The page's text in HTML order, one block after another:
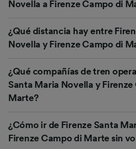
Novella a Firenze Campo di
¿Qué distancia hay entre
Novella y Firenze Campo di
¿Qué compañías de tren
Santa Maria Novella y Firenze
Marte?
¿Cómo ir de Firenze Santa
Firenze Campo di Marte sin